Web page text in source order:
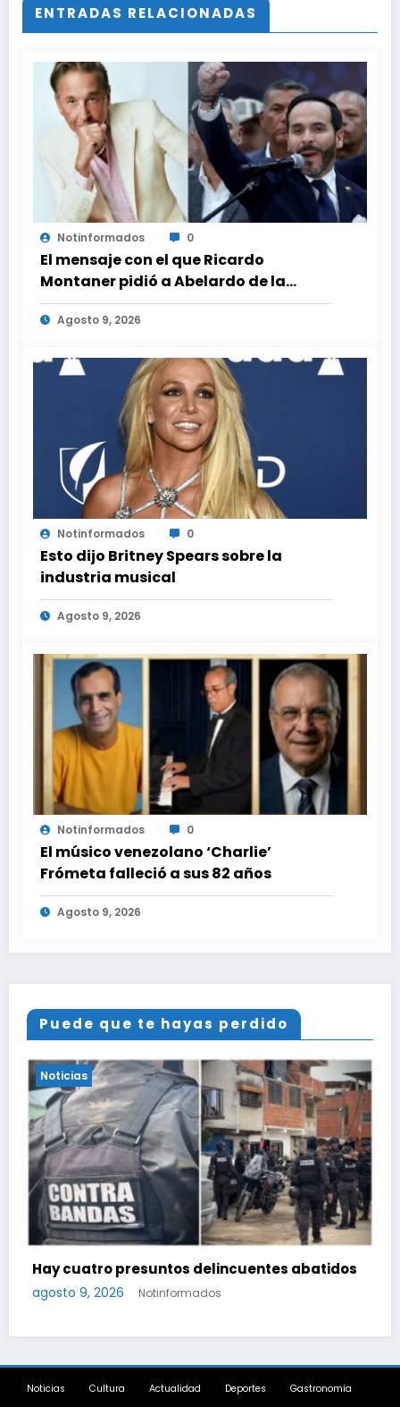
ENTRADAS RELACIONADAS
Notinformados 0
El mensaje con el que Ricardo
Montaner pidió a Abelardo de la
Espriella ayudar a Venezuela
Agosto 9, 2026
Notinformados 0
Esto dijo Britney Spears sobre la
industria musical
Agosto 9, 2026
Notinformados 0
El músico venezolano ‘Charlie’
Frómeta falleció a sus 82 años
Agosto 9, 2026
Puede que te hayas perdido
Noticias
Delcy Rodríguez designa nuevo presidente de
Corpoelec y nuevo viceministro de Servicios
agosto 8, 2026 Notinformados